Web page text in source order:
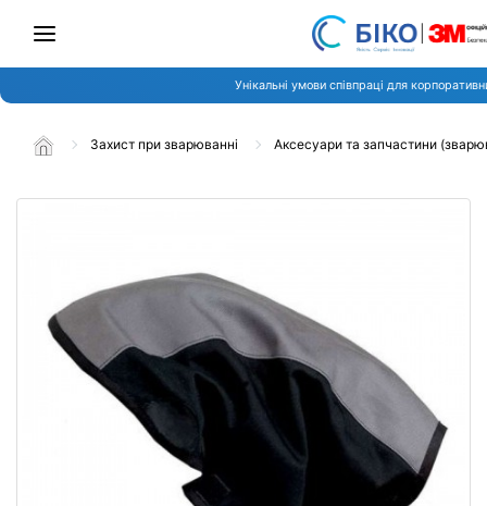
Унікальні умови співпраці для
Захист при зварюванні Аксесуари та запчастини